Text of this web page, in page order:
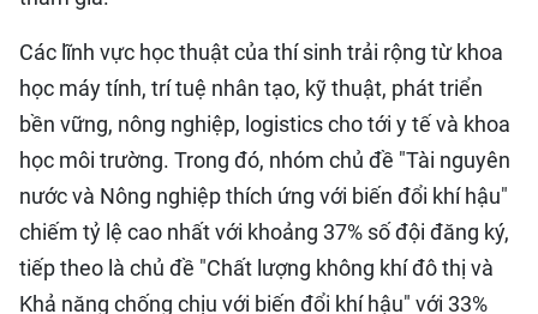
NHÂN DÂN CUỐI TUẦN
Các lĩnh vực học thuật của thí sinh trải rộng từ khoa
học máy tính, trí tuệ nhân tạo, kỹ thuật, phát triển
bền vững, nông nghiệp, logistics cho tới y tế và khoa
học môi trường. Trong đó, nhóm chủ đề "Tài nguyên
nước và Nông nghiệp thích ứng với biến đổi khí hậu"
chiếm tỷ lệ cao nhất với khoảng 37% số đội đăng ký,
tiếp theo là chủ đề "Chất lượng không khí đô thị và
Khả năng chống chịu với biến đổi khí hậu" với 33%